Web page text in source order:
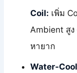
Coil: เพิ่ม
Ambient สู
หายาก
Water-